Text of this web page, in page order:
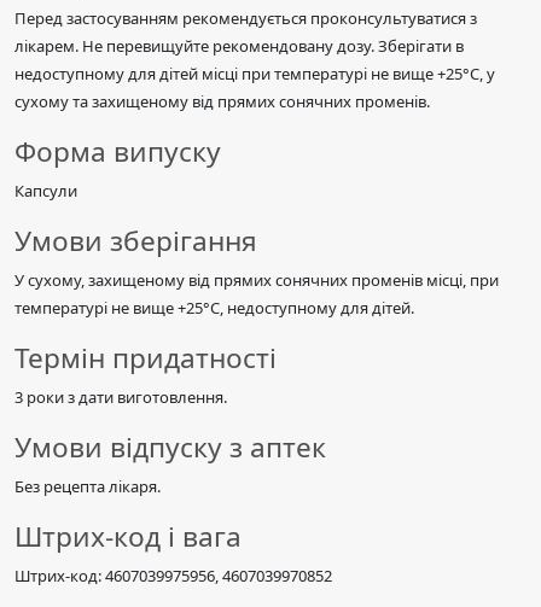
Перед застосуванням рекомендується проконсультуватися з
лікарем. Не перевищуйте рекомендовану дозу. Зберігати в
недоступному для дітей місці при температурі не вище +25°C, у
сухому та захищеному від прямих сонячних променів.
Форма випуску
Капсули
Умови зберігання
У сухому, захищеному від прямих сонячних променів місці, при
температурі не вище +25°C, недоступному для дітей.
Термін придатності
3 роки з дати виготовлення.
Умови відпуску з аптек
Без рецепта лікаря.
Штрих-код і вага
Штрих-код: 4607039975956, 4607039970852